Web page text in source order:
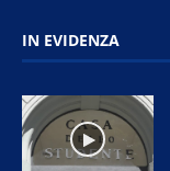
IN EVIDENZA